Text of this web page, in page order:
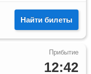
Найти билеты
12:42